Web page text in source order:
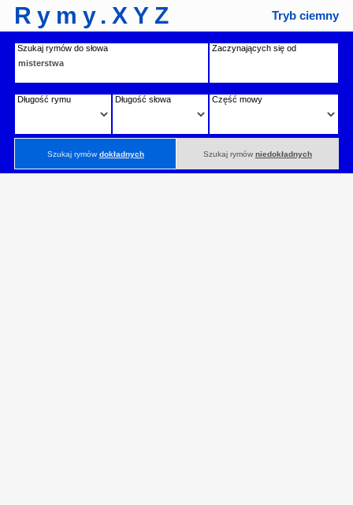
Rymy.XYZ Tryb ciemny
Szukaj rymów do słowa Zaczynających się od
Długość rymu Długość słowa Część mowy
Szukaj rymówdokładnych Szukaj rymów niedokładnych